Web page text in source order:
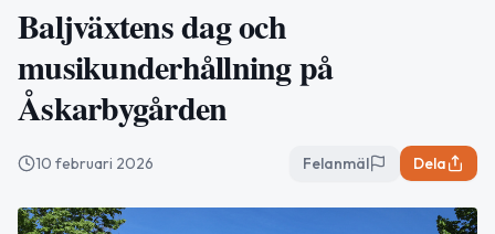
Baljväxtens dag och
musikunderhållning på
Åskarbygården
10 februari 2026 Felanmäl Dela